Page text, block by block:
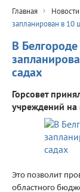
Главная Новости
запланирован в 10
В
садах
Горсовет
учреждений на
Это позволит
областного